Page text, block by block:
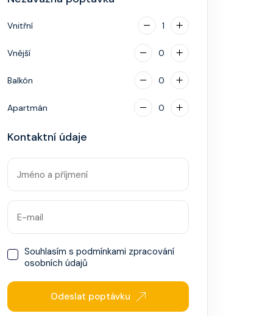
Vnitřní 1
Vnější 0
Balkón 0
Apartmán 0
Kontaktní údaje
Souhlasím spodmínkami zpracování
osobních údajů
Odeslat poptávku